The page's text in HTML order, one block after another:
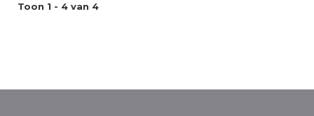
Toon 1 - 4 van 4